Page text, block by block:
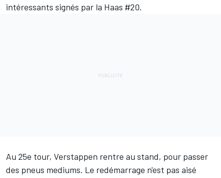
intéressants signés par la Haas #20.
Au 25e tour, Verstappen rentre au stand, pour passer
des pneus mediums. Le redémarrage n'est pas aisé